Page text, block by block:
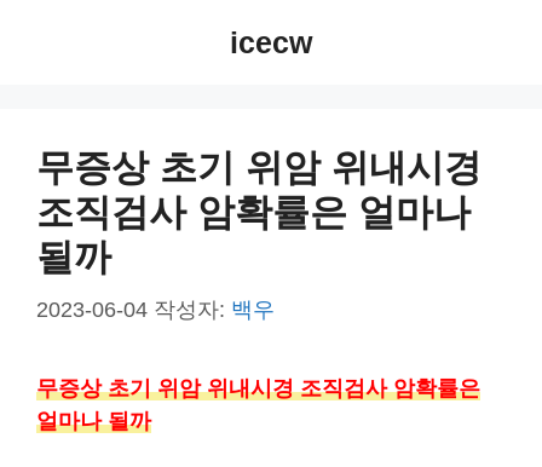
icecw
무증상 초기 위암 위내시경
조직검사 암확률은 얼마나
될까
2023-06-04 작성자: 백우
무증상 초기 위암 위내시경 조직검사 암확률은
얼마나 될까